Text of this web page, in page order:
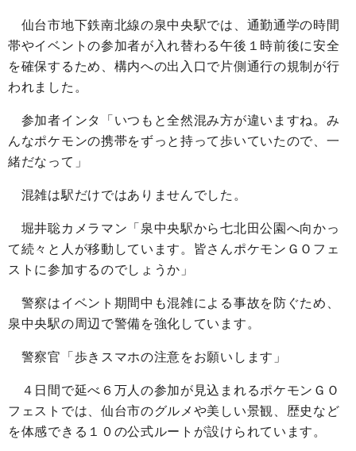
仙台市地下鉄南北線の泉中央駅では、通勤通学の時間
帯やイベントの参加者が入れ替わる午後１時前後に安全
を確保するため、構内への出入口で片側通行の規制が行
われました。
参加者インタ「いつもと全然混み方が違いますね。み
んなポケモンの携帯をずっと持って歩いていたので、一
緒だなって」
混雑は駅だけではありませんでした。
堀井聡カメラマン「泉中央駅から七北田公園へ向かっ
て続々と人が移動しています。皆さんポケモンＧＯフェ
ストに参加するのでしょうか」
警察はイベント期間中も混雑による事故を防ぐため、
泉中央駅の周辺で警備を強化しています。
警察官「歩きスマホの注意をお願いします」
４日間で延べ６万人の参加が見込まれるポケモンＧＯ
フェストでは、仙台市のグルメや美しい景観、歴史など
を体感できる１０の公式ルートが設けられています。